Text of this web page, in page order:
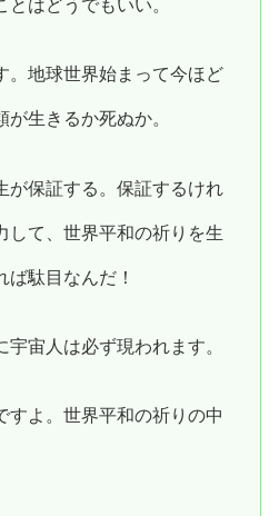
はどうでもいい。
。地球世界始まって今ほど
生きるか死ぬか。
が保証する。保証するけれ
して、世界平和の祈りを生
駄目なんだ！
宙人は必ず現われます。
すよ。世界平和の祈りの中